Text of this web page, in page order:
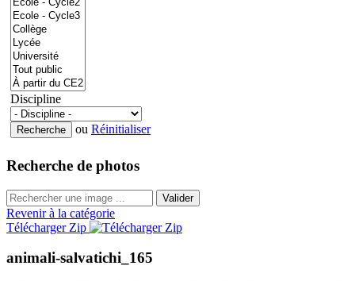
Discipline
ou Réinitialiser
Recherche de photos
Valider
Revenir à la catégorie
Télécharger Zip
animali-salvatichi_165